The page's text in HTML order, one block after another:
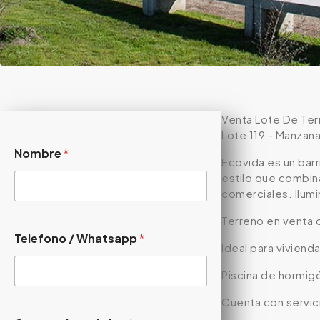
Nombre*
Telefono / Whatsapp*
Venta Lote De
Lote 119 -
Ecovida es un
estilo que
comerciales.
Terreno en venta
Ideal para
Piscina de
Cuenta con